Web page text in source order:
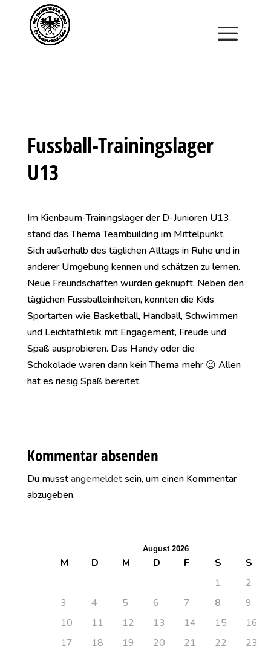
Saisonstart im April. Jetzt ein Schnuppertraining für
Kinder vereinbaren und zu Saisonbeginn dabei sein.
Fussball-Trainingslager
U13
Im Kienbaum-Trainingslager der D-Junioren U13,
stand das Thema Teambuilding im Mittelpunkt.
Sich außerhalb des täglichen Alltags in Ruhe und in
anderer Umgebung kennen und schätzen zu lernen.
Neue Freundschaften wurden geknüpft. Neben den
täglichen Fussballeinheiten, konnten die Kids
Sportarten wie Basketball, Handball, Schwimmen
und Leichtathletik mit Engagement, Freude und
Spaß ausprobieren. Das Handy oder die
Schokolade waren dann kein Thema mehr 😉 Allen
hat es riesig Spaß bereitet.
Kommentar absenden
Du musstangemeldetsein, um einen Kommentar
abzugeben.
August 2026
M D M D F S
S
1
2
3
4 5 6 7 8
9
10
11 12 13 14 15
16
17
18 19 20 21 22
23